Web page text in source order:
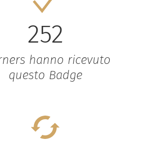
252
hanno ricevuto
questo Badge